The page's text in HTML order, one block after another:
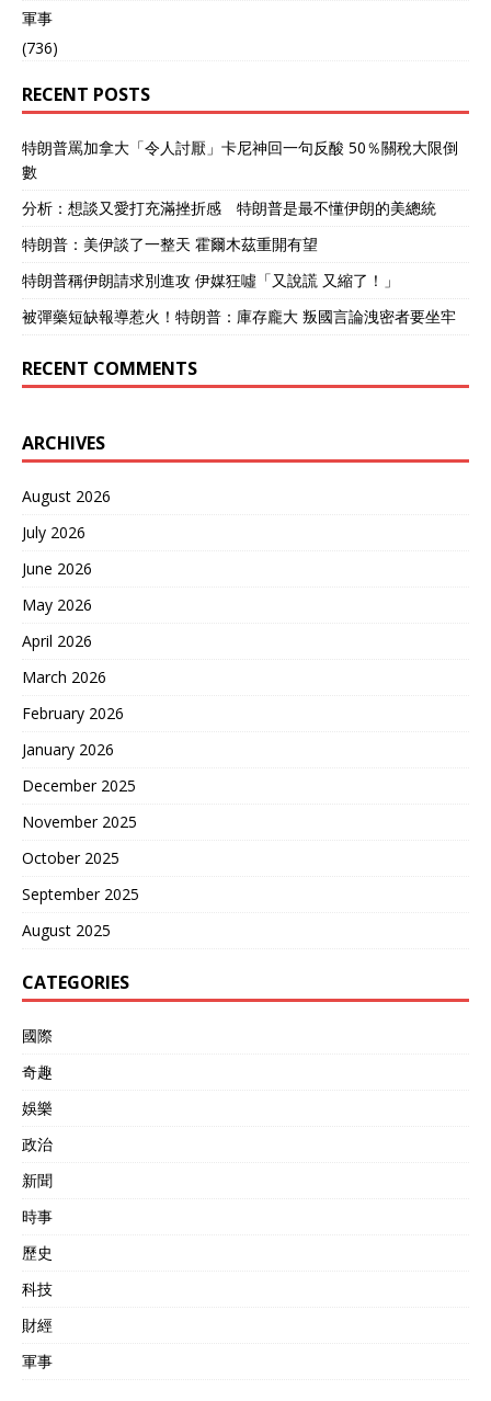
軍事
(736)
RECENT POSTS
特朗普罵加拿大「令人討厭」卡尼神回一句反酸 50％關稅大限倒
數
分析：想談又愛打充滿挫折感 特朗普是最不懂伊朗的美總統
特朗普：美伊談了一整天 霍爾木茲重開有望
特朗普稱伊朗請求別進攻 伊媒狂噓「又說謊 又縮了！」
被彈藥短缺報導惹火！特朗普：庫存龐大 叛國言論洩密者要坐牢
RECENT COMMENTS
ARCHIVES
August 2026
July 2026
June 2026
May 2026
April 2026
March 2026
February 2026
January 2026
December 2025
November 2025
October 2025
September 2025
August 2025
CATEGORIES
國際
奇趣
娛樂
政治
新聞
時事
歷史
科技
財經
軍事